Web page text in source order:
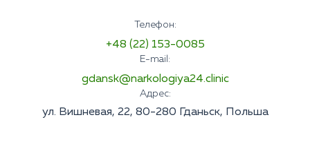
Телефон:
+48 (22) 153-0085
E-mail:
gdansk@narkologiya24.clinic
Адрес:
ул. Вишневая, 22, 80-280 Гданьск, Польша